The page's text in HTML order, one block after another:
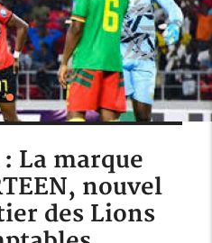
La marque
nouvel
des Lions